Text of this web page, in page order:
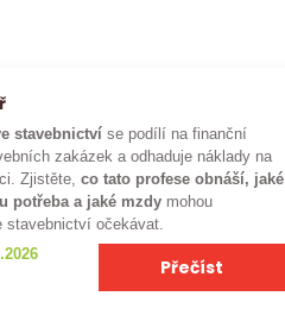
stavebnictví se podílí na finanční
zakázek a odhaduje náklady na
Zjistěte,co tato profese obnáší, jaké
potřeba a jaké mzdy mohou
stavebnictví očekávat.
Přečíst